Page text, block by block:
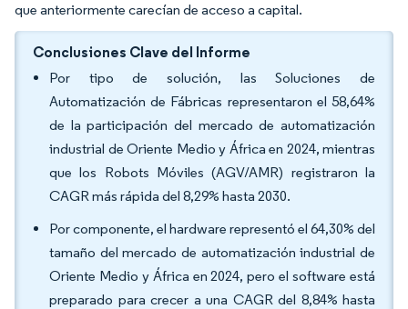
que anteriormente carecían de acceso a capital.
Conclusiones Clave del Informe
Por tipo de solución, las Soluciones de
Automatización de Fábricas representaron el 58,64%
de la participación del mercado de automatización
industrial de Oriente Medio y África en 2024, mientras
que los Robots Móviles (AGV/AMR) registraron la
CAGR más rápida del 8,29% hasta 2030.
Por componente, el hardware representó el 64,30% del
tamaño del mercado de automatización industrial de
Oriente Medio y África en 2024, pero el software está
preparado para crecer a una CAGR del 8,84% hasta